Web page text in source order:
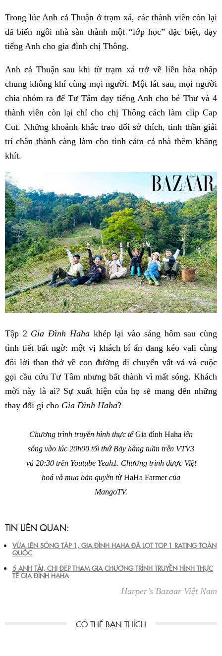
Trong lúc Anh cả Thuận ở trạm xá, các thành viên còn lại
đã biến ngôi nhà sàn thành một “lớp học” đặc biệt, dạy
tiếng Anh cho gia đình chị Thông.
Anh cả Thuận sau khi từ trạm xá trở về liền hòa nhập
chung không khí cùng mọi người. Một lát sau, mọi người
chia nhóm ra để Tư Tâm dạy tiếng Anh cho bé Thư và 4
thành viên còn lại chỉ cho chị Thông cách làm clip Cap
Cut. Những khoảnh khắc trao đổi sở thích, tinh thần giải
trí chân thành càng làm cho tình cảm cả nhà thêm khăng
khít.
Tập 2 Gia Đình Hahakhép lại vào sáng hôm sau cùng
tình tiết bất ngờ: một vị khách bí ẩn đang kéo vali cùng
đôi lời than thở về con đường di chuyển vất vả và cuộc
gọi cầu cứu Tư Tâm nhưng bất thành vì mất sóng. Khách
mời này là ai? Sự xuất hiện của họ sẽ mang đến những
thay đổi gì cho Gia Đình Haha?
Chương trình truyền hình thực tế Gia đình Haha lên
sóng vào lúc 20h00 tối thứ Bảy hàng tuần trên VTV3
và 20:30trên Youtube Yeah1. Chương trình được Việt
hoá và mua bản quyền từHaHa Farmercủa
MangoTV.
TIN LIÊN QUAN:
VỪA LÊN SÓNG TẬP 1, GIA ĐÌNH HAHA ĐÃ LỌT TOP 1 RATING TOÀN
QUỐC
5 ANH TÀI, CHỊ ĐẸP THAM GIA CHƯƠNG TRÌNH TRUYỀN HÌNH THỰC
TẾ GIA ĐÌNH HAHA
Harper’s Bazaar Việt Nam